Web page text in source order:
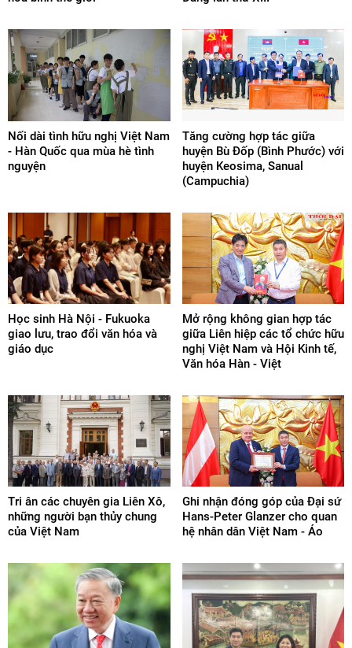
Nối dài tình hữu nghị Việt Nam
- Hàn Quốc qua mùa hè tình
nguyện
Tăng cường hợp tác giữa
huyện Bù Đốp (Bình Phước) với
huyện Keosima, Sanual
(Campuchia)
Học sinh Hà Nội - Fukuoka
giao lưu, trao đổi văn hóa và
giáo dục
Mở rộng không gian hợp tác
giữa Liên hiệp các tổ chức hữu
nghị Việt Nam và Hội Kinh tế,
Văn hóa Hàn - Việt
Tri ân các chuyên gia Liên Xô,
những người bạn thủy chung
của Việt Nam
Ghi nhận đóng góp của Đại sứ
Hans-Peter Glanzer cho quan
hệ nhân dân Việt Nam - Áo